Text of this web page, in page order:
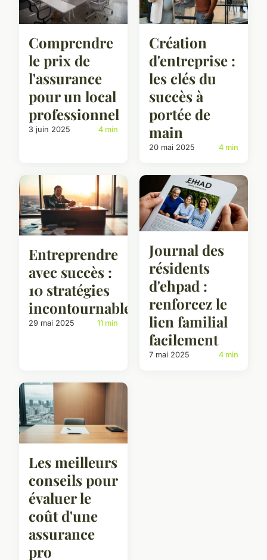
Comprendre
le prix de
l'assurance
pour un local
professionnel
3 juin 2025 4 min
Création
d'entreprise :
les clés du
succès à
portée de
main
20 mai 2025 4 min
Entreprendre
avec succès :
10 stratégies
incontournables
29 mai 2025 11 min
Journal des
résidents
d'ehpad :
renforcez le
lien familial
facilement
7 mai 2025 4 min
Les meilleurs
conseils pour
évaluer le
coût d'une
assurance
pro